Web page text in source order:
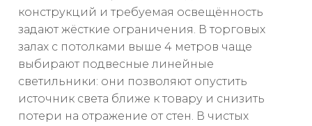
конструкций и требуемая освещённость
задают жёсткие ограничения. В торговых
залах с потолками выше 4 метров чаще
выбирают подвесные линейные
светильники: они позволяют опустить
источник света ближе к товару и снизить
потери на отражение от стен. В чистых